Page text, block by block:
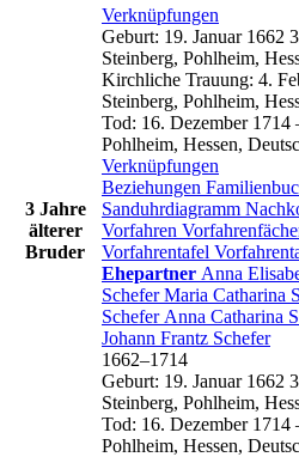
3 Jahre
älterer
Bruder
Verknüpfungen
Geburt: 19. Januar 1662
Steinberg, Pohlheim,
Kirchliche Trauung: 4.
Steinberg, Pohlheim,
Tod: 16. Dezember 1714
Pohlheim, Hessen,
Verknüpfungen
Beziehungen
Sanduhrdiagramm
Vorfahren
Vorfahrentafel
Ehepartner Anna
Schefer Maria Catharina
Schefer Anna Catharina
Johann Frantz Schefer
1662–1714
Geburt: 19. Januar 1662
Steinberg, Pohlheim,
Tod: 16. Dezember 1714
Pohlheim, Hessen,